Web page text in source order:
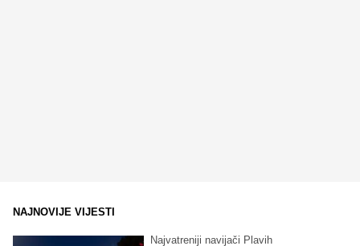
NAJNOVIJE VIJESTI
Najvatreniji navijači Plavih